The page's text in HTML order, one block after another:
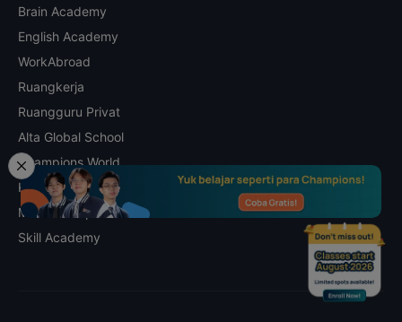
Brain Academy
English Academy
WorkAbroad
Ruangkerja
Ruangguru Privat
Alta Global School
Champions World
Kalananti
Math Champs
Skill Academy